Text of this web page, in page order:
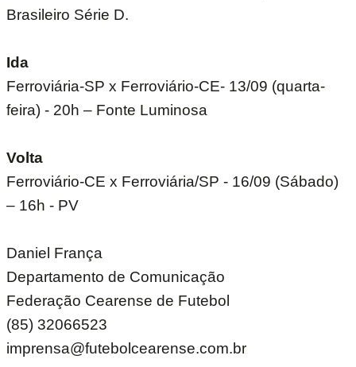
Brasileiro Série D.
Ida
Ferroviária-SP x Ferroviário-CE- 13/09 (quarta-
feira) - 20h – Fonte Luminosa
Volta
Ferroviário-CE x Ferroviária/SP - 16/09 (Sábado)
– 16h - PV
Daniel França
Departamento de Comunicação
Federação Cearense de Futebol
(85) 32066523
imprensa@futebolcearense.com.br